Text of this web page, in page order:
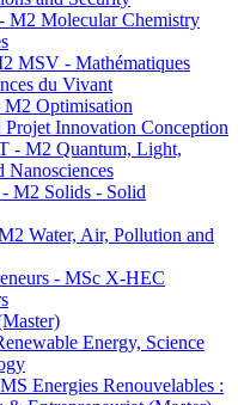
Molecular Chemistry
MSV - Mathématiques
du Vivant
Optimisation
Innovation Conception
- M2 Quantum, Light,
Nanosciences
M2 Solids - Solid
Water, Air, Pollution and
- MSc X-HEC
Energy, Science
Energies Renouvelables :